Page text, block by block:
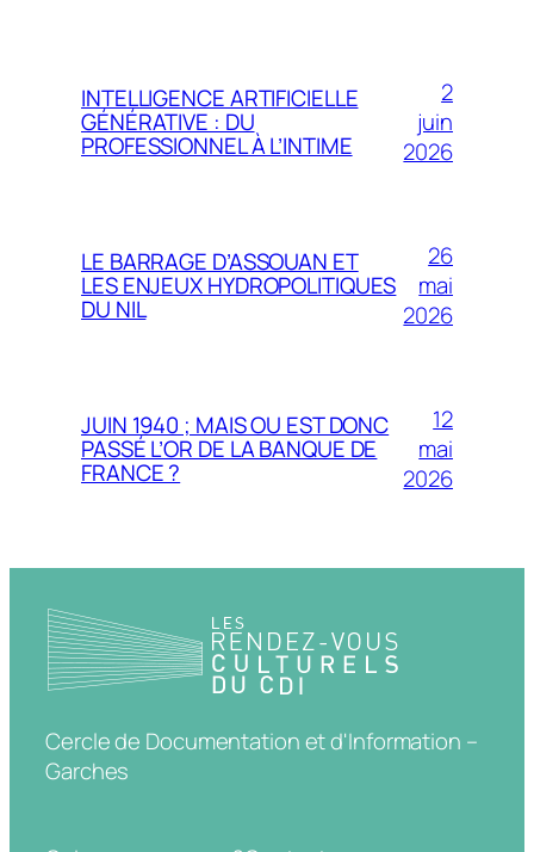
INTELLIGENCE ARTIFICIELLE
GÉNÉRATIVE : DU
PROFESSIONNEL À L’INTIME
2
juin
2026
LE BARRAGE D’ASSOUAN ET
LES ENJEUX HYDROPOLITIQUES
DU NIL
26
mai
2026
JUIN 1940 ; MAIS OU EST DONC
PASSÉ L’OR DE LA BANQUE DE
FRANCE ?
12
mai
2026
Cercle de Documentation et d'Information –
Garches